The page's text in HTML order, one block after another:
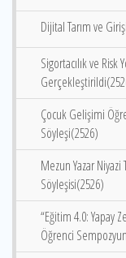
Dijital Tarım ve
Sigortacılık ve Risk
Çocuk Gelişimi
Söyleşi(2526)
Mezun Yazar
Söyleşisi(2526)
“Eğitim 4.0: Yapay
Öğrenci